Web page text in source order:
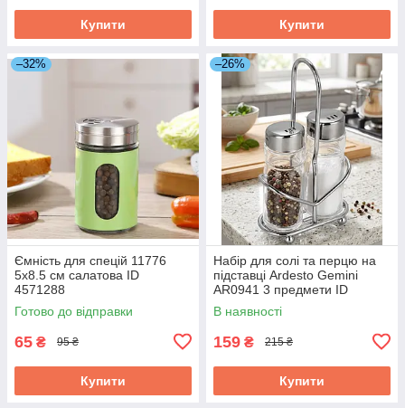
Купити Купити
–32%
Ємність для спецій 11776
5х8.5 см салатова ID
4571288
Готово до відправки
65 ₴ 95 ₴
Купити
–26%
Набір для солі та перцю на
підставці Ardesto Gemini
AR0941 3 предмети ID
5245362
В наявності
159 ₴ 215 ₴
Купити